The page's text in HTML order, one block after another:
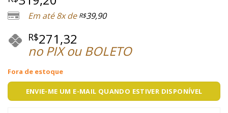
Em até 8x de R$39,90
R$271,32
no PIX ou BOLETO
Fora de estoque
ENVIE-ME UM E-MAIL QUANDO ESTIVER DISPONÍVEL